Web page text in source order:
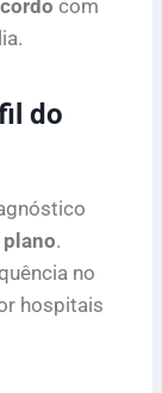
com
do
plano.
no
hospitais